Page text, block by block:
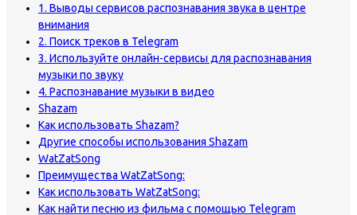
1. Выводы сервисов распознавания звука в центре
внимания
2. Поиск треков в Telegram
3. Используйте онлайн-сервисы для распознавания
музыки по звуку
4. Распознавание музыки в видео
Shazam
Как использовать Shazam?
Другие способы использования Shazam
WatZatSong
Преимущества WatZatSong:
Как использовать WatZatSong:
Как найти песню из фильма с помощью Telegram